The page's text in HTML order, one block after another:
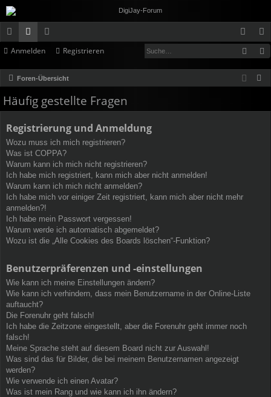
ch
ne
ug
rif
f
or
en
itg
lie
r
n
m
de
eg
ist
re
Anmelden Registrieren
Foren-Übersicht
Häufig gestellte Fragen
Registrierung und Anmeldung
Wozu muss ich mich registrieren?
Was ist COPPA?
Warum kann ich mich nicht registrieren?
Ich habe mich registriert, kann mich aber nicht anmelden!
Warum kann ich mich nicht anmelden?
Ich habe mich vor einiger Zeit registriert, kann mich aber nicht mehr
anmelden?!
Ich habe mein Passwort vergessen!
Warum werde ich automatisch abgemeldet?
Wozu ist die „Alle Cookies des Boards löschen“-Funktion?
Benutzerpräferenzen und -einstellungen
Wie kann ich meine Einstellungen ändern?
Wie kann ich verhindern, dass mein Benutzername in der Online-Liste
auftaucht?
Die Forenuhr geht falsch!
Ich habe die Zeitzone eingestellt, aber die Forenuhr geht immer noch
falsch!
Meine Sprache steht auf diesem Board nicht zur Auswahl!
Was sind das für Bilder, die bei meinem Benutzernamen angezeigt
werden?
Wie verwende ich einen Avatar?
Was ist mein Rang und wie kann ich ihn ändern?